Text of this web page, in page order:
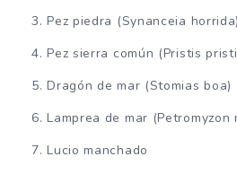
Pez piedra (Synanceia horrida)
Pez sierra común (Pristis
Dragón de mar (Stomias boa)
Lamprea de mar (Petromyzon
Lucio manchado